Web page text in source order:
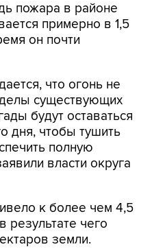
пожара в районе
примерно в 1,5
он почти
что огонь не
существующих
будут оставаться
дня, чтобы тушить
полную
власти округа
к более чем 4,5
результате чего
земли.